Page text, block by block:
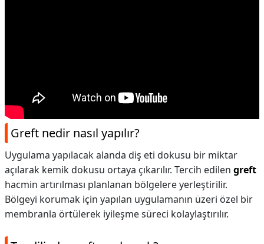
Greft nedir nasıl yapılır?
Uygulama yapılacak alanda diş eti dokusu bir miktar
açılarak kemik dokusu ortaya çıkarılır. Tercih edilen greft
hacmin artırılması planlanan bölgelere yerleştirilir.
Bölgeyi korumak için yapılan uygulamanın üzeri özel bir
membranla örtülerek iyileşme süreci kolaylaştırılır.